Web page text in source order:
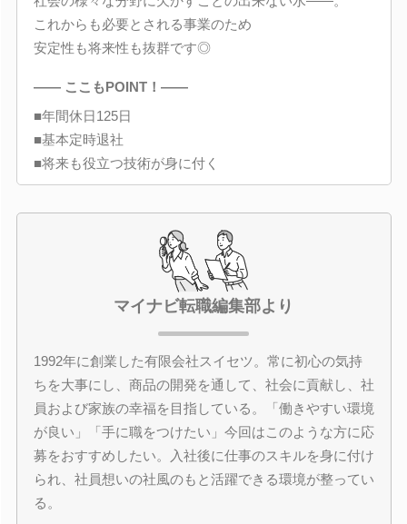
これからも必要とされる事業のため
安定性も将来性も抜群です◎
―― ここもPOINT！――
■年間休日125日
■基本定時退社
■将来も役立つ技術が身に付く
マイナビ転職編集部より
1992年に創業した有限会社スイセツ。常に初心の気持
ちを大事にし、商品の開発を通して、社会に貢献し、社
員および家族の幸福を目指している。「働きやすい環境
が良い」「手に職をつけたい」今回はこのような方に応
募をおすすめしたい。入社後に仕事のスキルを身に付け
られ、社員想いの社風のもと活躍できる環境が整ってい
る。